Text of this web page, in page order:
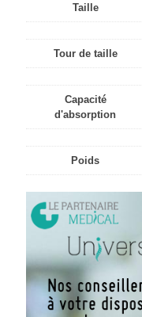
Taille
Tour de taille
Capacité
d'absorption
Poids